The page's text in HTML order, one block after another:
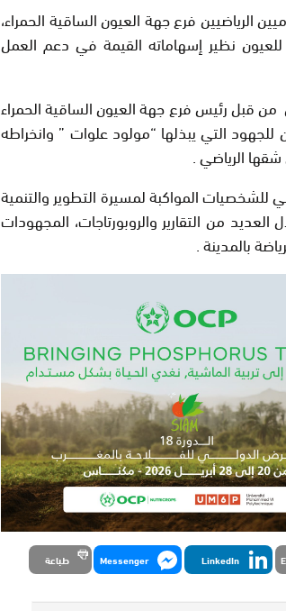
الرياضيين فرع جهة العيون الساقية الحمراء،
نظير إسهاماته القيمة في دعم العمل
قبل رئيس فرع جهة العيون الساقية الحمراء
التي يبذلها “مولود علوات ” وانخراطه
الرياضي .
المواكبة لمسيرة التطوير والتنمية
من التقارير والروبورتاجات، المجهودات
بالمدينة .
LinkedIn
Messenger طباعة